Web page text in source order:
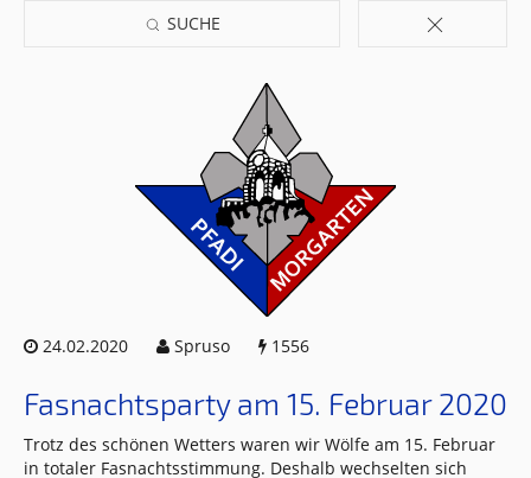
SUCHE
24.02.2020 Spruso 1556
Fasnachtsparty am 15. Februar 2020
Trotz des schönen Wetters waren wir Wölfe am 15. Februar
in totaler Fasnachtsstimmung. Deshalb wechselten sich